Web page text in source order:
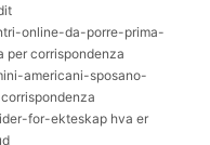
online-da-porre-prima-
per corrispondenza
americani-sposano-
for-ekteskap hva er